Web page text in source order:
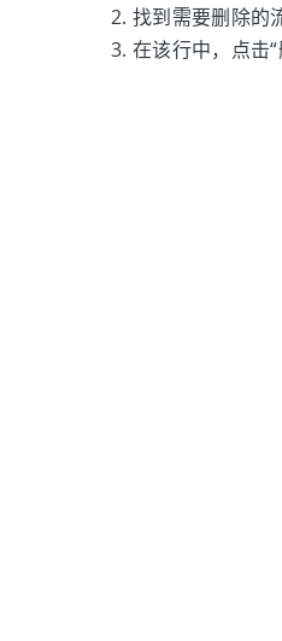
找到需要删除的
在该行中，点击“